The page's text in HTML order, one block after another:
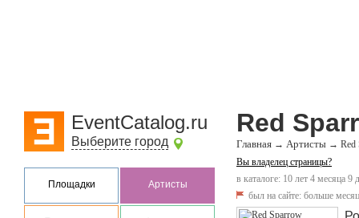
EventCatalog.ru
Выберите город
Площадки Артисты
Red
Главная → Артисты → Red
Вы владелец страницы?
в каталоге: 10 лет 4 месяца 9
был на сайте: больше